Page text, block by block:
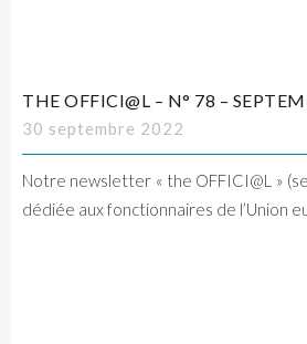
THE OFFICI@L – N° 78 –
30 septembre 2022
Notre newsletter « the OFFICI@L »
dédiée aux fonctionnaires de l’Union